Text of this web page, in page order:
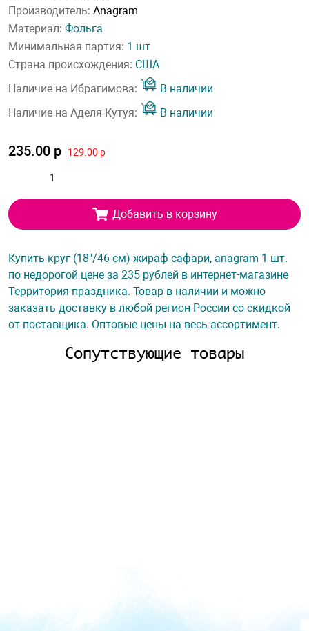
Производитель: Anagram
Материал: Фольга
Минимальная партия: 1 шт
Страна происхождения: США
Наличие на Ибрагимова:
В наличии
Наличие на Аделя Кутуя:
В наличии
235.00 р 129.00 р
Добавить в корзину
Купить круг (18"/46 см) жираф сафари, anagram 1 шт.
по недорогой цене за 235 рублей в интернет-магазине
Территория праздника. Товар в наличии и можно
заказать доставку в любой регион России со скидкой
от поставщика. Оптовые цены на весь ассортимент.
Сопутствующие товары